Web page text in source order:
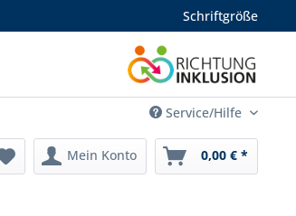
Schriftgröße
Service/Hilfe
Mein Konto 0,00 € *